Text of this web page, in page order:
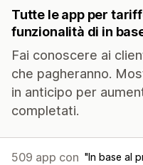
Tutte le app per
funzionalità di in
Fai conoscere ai
che pagheranno.
in anticipo per
completati.
509 app con In base al